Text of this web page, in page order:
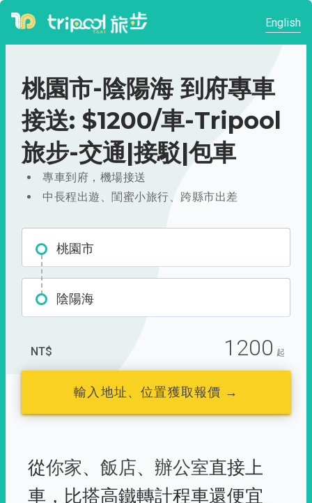
English
桃園市-陰陽海 到府專車
接送: $1200/車-Tripool
旅步-交通|接駁|包車
專車到府，機場接送
中長程出遊、閨蜜小旅行、跨縣市出差
桃園市
陰陽海
NT$ 1200 起
輸入地址、位置獲取報價 →
從你家、 飯店、 辦公室直接上
車， 比搭高鐵轉計程車還便宜